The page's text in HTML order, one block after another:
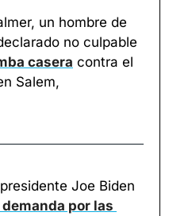
un hombre de
no culpable
casera contra el
Salem,
Joe Biden
por las